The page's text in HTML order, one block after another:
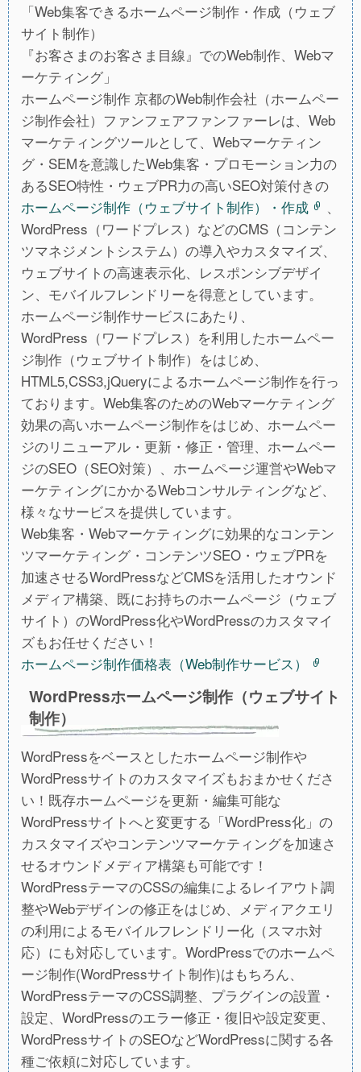
「Web集客できるホームページ制作・作成（ウェブ
サイト制作）
『お客さまのお客さま目線』でのWeb制作、Webマ
ーケティング」
ホームページ制作 京都のWeb制作会社（ホームペー
ジ制作会社）ファンフェアファンファーレは、Web
マーケティングツールとして、Webマーケティン
グ・SEMを意識したWeb集客・プロモーション力の
あるSEO特性・ウェブPR力の高いSEO対策付きの
ホームページ制作（ウェブサイト制作）・作成
、
WordPress（ワードプレス）などのCMS（コンテン
ツマネジメントシステム）の導入やカスタマイズ、
ウェブサイトの高速表示化、レスポンシブデザイ
ン、モバイルフレンドリーを得意としています。
ホームページ制作サービスにあたり、
WordPress（ワードプレス）を利用したホームペー
ジ制作（ウェブサイト制作）をはじめ、
HTML5,CSS3,jQueryによるホームページ制作を行っ
ております。Web集客のためのWebマーケティング
効果の高いホームページ制作をはじめ、ホームペー
ジのリニューアル・更新・修正・管理、ホームペー
ジのSEO（SEO対策）、ホームページ運営やWebマ
ーケティングにかかるWebコンサルティングなど、
様々なサービスを提供しています。
Web集客・Webマーケティングに効果的なコンテン
ツマーケティング・コンテンツSEO・ウェブPRを
加速させるWordPressなどCMSを活用したオウンド
メディア構築、既にお持ちのホームページ（ウェブ
サイト）のWordPress化やWordPressのカスタマイ
ズもお任せください！
ホームページ制作価格表（Web制作サービス）
WordPressホームページ制作（ウェブサイト
制作）
WordPressをベースとしたホームページ制作や
WordPressサイトのカスタマイズもおまかせくださ
い！既存ホームページを更新・編集可能な
WordPressサイトへと変更する「WordPress化」の
カスタマイズやコンテンツマーケティングを加速さ
せるオウンドメディア構築も可能です！
WordPressテーマのCSSの編集によるレイアウト調
整やWebデザインの修正をはじめ、メディアクエリ
の利用によるモバイルフレンドリー化（スマホ対
応）にも対応しています。WordPressでのホームペ
ージ制作(WordPressサイト制作)はもちろん、
WordPressテーマのCSS調整、プラグインの設置・
設定、WordPressのエラー修正・復旧や設定変更、
WordPressサイトのSEOなどWordPressに関する各
種ご依頼に対応しています。